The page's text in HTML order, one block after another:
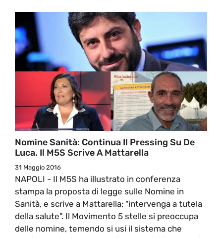
Nomine Sanità: Continua Il Pressing Su De
Luca. Il M5S Scrive A Mattarella
31 Maggio 2016
NAPOLI - Il M5S ha illustrato in conferenza
stampa la proposta di legge sulle Nomine in
Sanità, e scrive a Mattarella: "intervenga a tutela
della salute". Il Movimento 5 stelle si preoccupa
delle nomine, temendo si usi il sistema che